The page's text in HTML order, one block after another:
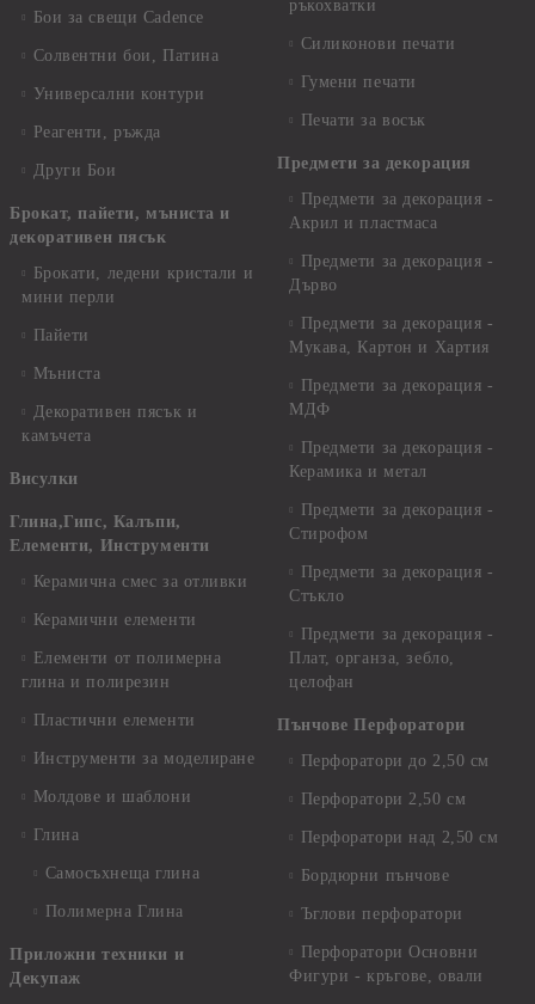
Бои за свещи Cadence
Солвентни бои, Патина
Универсални контури
Реагенти, ръжда
Други Бои
Брокат, пайети, мъниста и
декоративен пясък
Брокати, ледени кристали и
мини перли
Пайети
Мъниста
Декоративен пясък и
камъчета
Висулки
Глина,Гипс, Калъпи,
Елементи, Инструменти
Керамична смес за отливки
Керамични елементи
Елементи от полимерна
глина и полирезин
Пластични елементи
Инструменти за моделиране
Молдове и шаблони
Глина
Самосъхнеща глина
Полимерна Глина
Приложни техники и
Декупаж
ръкохватки
Силиконови печати
Гумени печати
Печати за восък
Предмети за декорация
Предмети за декорация -
Акрил и пластмаса
Предмети за декорация -
Дърво
Предмети за декорация -
Мукава, Картон и Хартия
Предмети за декорация -
МДФ
Предмети за декорация -
Керамика и метал
Предмети за декорация -
Стирофом
Предмети за декорация -
Стъкло
Предмети за декорация -
Плат, органза, зебло,
целофан
Пънчове Перфоратори
Перфоратори до 2,50 см
Перфоратори 2,50 см
Перфоратори над 2,50 см
Бордюрни пънчове
Ъглови перфоратори
Перфоратори Основни
Фигури - кръгове, овали